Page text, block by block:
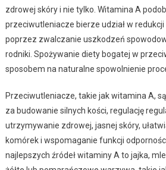
zdrowej skóry i nie tylko. Witamina A
przeciwutleniacze bierze udział w
poprzez zwalczanie uszkodzeń
rodniki. Spożywanie diety bogatej w
sposobem na naturalne spowolnienie
Przeciwutleniacze, takie jak witamina A,
za budowanie silnych kości, regulację
utrzymywanie zdrowej, jasnej skóry,
komórek i wspomaganie funkcji
najlepszych źródeł witaminy A to jajka,